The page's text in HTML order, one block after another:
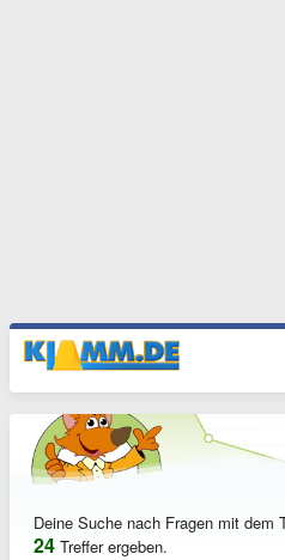
Deine Suche nach Fragen mit dem
24 Treffer ergeben.